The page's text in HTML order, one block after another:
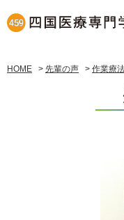
HOME > 先輩の声 > 作業療